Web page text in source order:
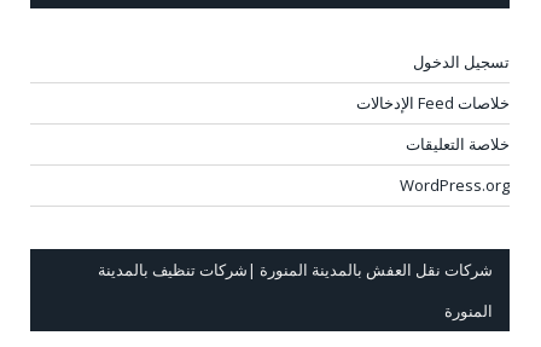
تسجيل الدخول
خلاصات Feed الإدخالات
خلاصة التعليقات
WordPress.org
شركات نقل العفش بالمدينة المنورة |شركات تنظيف بالمدينة
المنورة